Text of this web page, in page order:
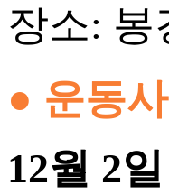
장소: 봉
● 운동
12월 2